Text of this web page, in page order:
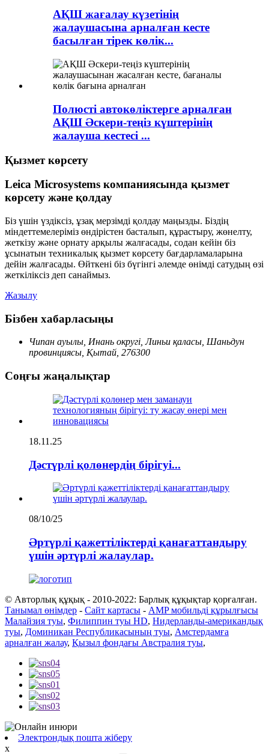
АҚШ жағалау күзетінің
жалаушасына арналған кесте
басылған тірек көлік...
Полюсті автокөліктерге арналған
АҚШ Әскери-теңіз күштерінің
жалауша кестесі ...
Қызмет көрсету
Leica Microsystems компаниясында қызмет
көрсету және қолдау
Біз үшін үздіксіз, ұзақ мерзімді қолдау маңызды. Біздің
міндеттемелеріміз өндірістен басталып, құрастыру, жөнелту,
жеткізу және орнату арқылы жалғасады, содан кейін біз
ұсынатын техникалық қызмет көрсету бағдарламаларына
дейін жалғасады. Өйткені біз бүгінгі әлемде өнімді сатудың өзі
жеткіліксіз деп санаймыз.
Жазылу
Бізбен хабарласыңы
Чипан ауылы, Инань округі, Линьи қаласы, Шаньдун
провинциясы, Қытай, 276300
Соңғы жаңалықтар
18.11.25
Дәстүрлі қолөнердің бірігуі...
08/10/25
Әртүрлі қажеттіліктерді қанағаттандыру
үшін әртүрлі жалаулар.
© Авторлық құқық - 2010-2022: Барлық құқықтар қорғалған.
Танымал өнімдер - Сайт картасы - AMP мобильді құрылғысы
Малайзия туы, Филиппин туы HD, Нидерланды-американдық
туы, Доминикан Республикасының туы, Амстердамға
арналған жалау, Қызыл фондағы Австралия туы,
Электрондық пошта жіберу
x